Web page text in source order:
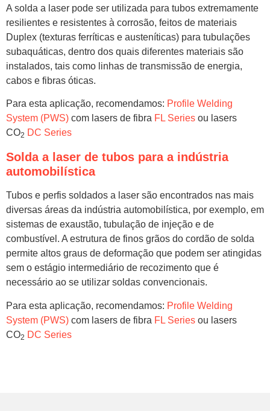
A solda a laser pode ser utilizada para tubos extremamente
resilientes e resistentes à corrosão, feitos de materiais
Duplex (texturas ferríticas e austeníticas) para tubulações
subaquáticas, dentro dos quais diferentes materiais são
instalados, tais como linhas de transmissão de energia,
cabos e fibras óticas.
Para esta aplicação, recomendamos: Profile Welding
System (PWS) com lasers de fibra FL Series ou lasers
CO2 DC Series
Solda a laser de tubos para a indústria
automobilística
Tubos e perfis soldados a laser são encontrados nas mais
diversas áreas da indústria automobilística, por exemplo, em
sistemas de exaustão, tubulação de injeção e de
combustível. A estrutura de finos grãos do cordão de solda
permite altos graus de deformação que podem ser atingidas
sem o estágio intermediário de recozimento que é
necessário ao se utilizar soldas convencionais.
Para esta aplicação, recomendamos: Profile Welding
System (PWS) com lasers de fibra FL Series ou lasers
CO2 DC Series